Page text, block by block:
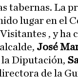
tabernas. La
lugar en el
, y ha
José
Diputación,
de la